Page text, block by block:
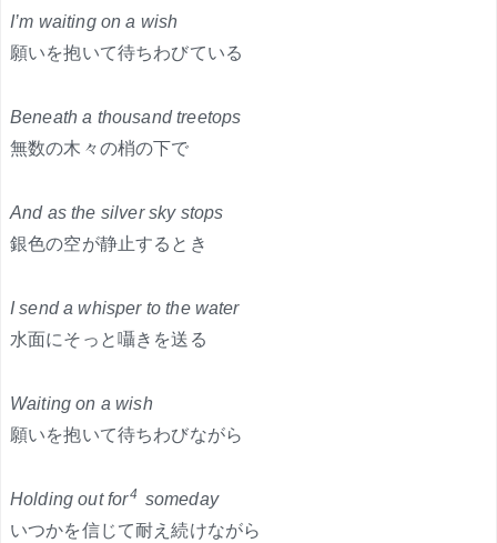
I’m waiting on a wish
願いを抱いて待ちわびている
Beneath a thousand treetops
無数の木々の梢の下で
And as the silver sky stops
銀色の空が静止するとき
I send a whisper to the water
水面にそっと囁きを送る
Waiting on a wish
願いを抱いて待ちわびながら
Holding out for4 someday
いつかを信じて耐え続けながら